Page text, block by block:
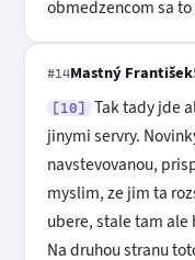
obmedzencom sa
#14Mastný František
[10]
Tak tady jde
jinymi servry.
navstevovanou,
myslim, ze jim ta
ubere, stale tam
Na druhou stranu